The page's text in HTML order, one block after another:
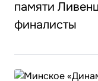
памяти
финалисты